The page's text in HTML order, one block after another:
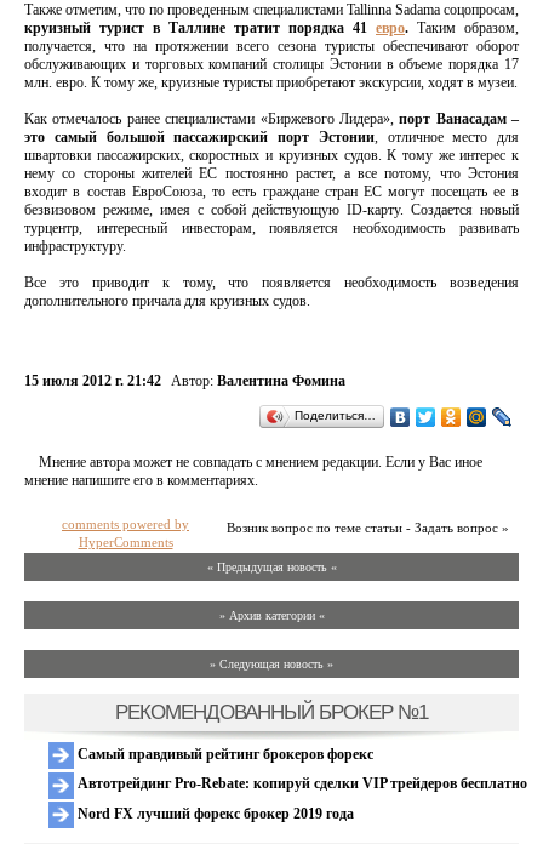
Также отметим, что по проведенным специалистами Tallinna Sadama соцопросам,
круизный турист в Таллине тратит порядка 41 eвро. Таким образом,
получается, что на протяжении всего сезона туристы обеспечивают оборот
обслуживающих и торговых компаний столицы Эстонии в объеме порядка 17
млн. евро. К тому же, круизные туристы приобретают экскурсии, ходят в музеи.
Как отмечалось ранее специалистами «Биржевого Лидера»,порт Ванасадам –
это самый большой пассажирский порт Эстонии, отличное место для
швартовки пассажирских, скоростных и круизных судов. К тому же интерес к
нему со стороны жителей ЕС постоянно растет, а все потому, что Эстония
входит в состав ЕвроСоюза, то есть граждане стран ЕС могут посещать ее в
безвизовом режиме, имея с собой действующую ID-карту. Создается новый
турцентр, интересный инвесторам, появляется необходимость развивать
инфраструктуру.
Все это приводит к тому, что появляется необходимость возведения
дополнительного причала для круизных судов.
15 июля 2012 г. 21:42 Автор: Валентина Фомина
Поделиться…
Мнение автора может не совпадать с мнением редакции. Если у Вас иное
мнение напишите его в комментариях.
Возник вопрос по теме статьи - Задать вопрос »
comments powered by
HyperComments
« Предыдущая новость «
» Архив категории «
» Следующая новость »
РЕКОМЕНДОВАННЫЙ БРОКЕР №1
Самый правдивый рейтинг брокеров форекс
Автотрейдинг Pro-Rebate: копируй сделки VIP трейдеров бесплатно
Nord FX лучший форекс брокер 2019 года